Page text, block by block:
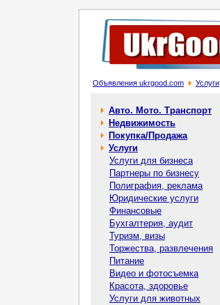
Объявления ukrgood.com Услуги
Авто. Мото. Транспорт
Недвижимость
Покупка/Продажа
Услуги
Услуги для бизнеса
Партнеры по бизнесу
Полиграфия, реклама
Юридические услуги
Финансовые
Бухгалтерия, аудит
Туризм, визы
Торжества, развлечения
Питание
Видео и фотосъемка
Красота, здоровье
Услуги для животных